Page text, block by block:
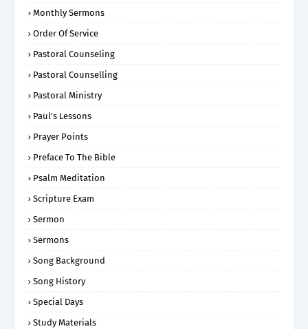
Monthly Sermons
Order Of Service
Pastoral Counseling
Pastoral Counselling
Pastoral Ministry
Paul's Lessons
Prayer Points
Preface To The Bible
Psalm Meditation
Scripture Exam
Sermon
Sermons
Song Background
Song History
Special Days
Study Materials